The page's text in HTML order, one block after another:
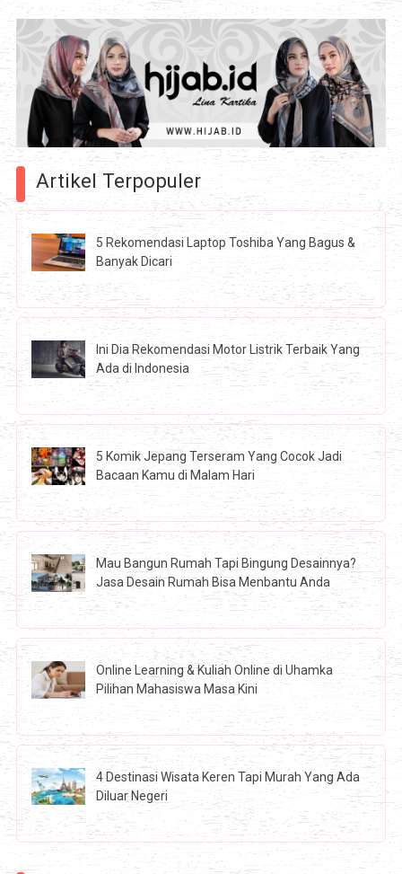
Artikel Terpopuler
5 Rekomendasi Laptop Toshiba Yang Bagus &
Banyak Dicari
Ini Dia Rekomendasi Motor Listrik Terbaik Yang
Ada di Indonesia
5 Komik Jepang Terseram Yang Cocok Jadi
Bacaan Kamu di Malam Hari
Mau Bangun Rumah Tapi Bingung Desainnya?
Jasa Desain Rumah Bisa Menbantu Anda
Online Learning & Kuliah Online di Uhamka
Pilihan Mahasiswa Masa Kini
4 Destinasi Wisata Keren Tapi Murah Yang Ada
Diluar Negeri